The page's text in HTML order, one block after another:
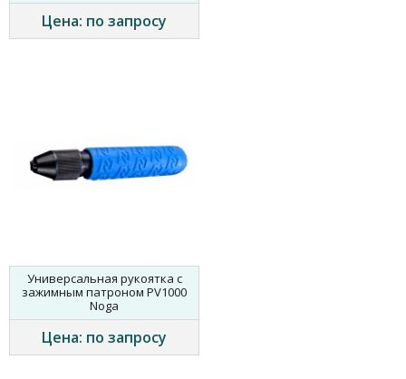
Цена: по запросу
Универсальная рукоятка с
зажимным патроном PV1000
Noga
Цена: по запросу